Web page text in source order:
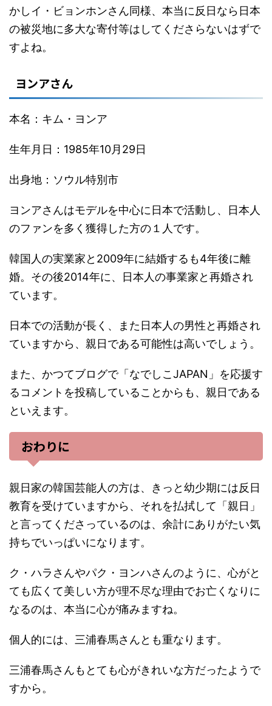
かしイ・ビョンホンさん同様、本当に反日なら日本
の被災地に多大な寄付等はしてくださらないはずで
すよね。
ヨンアさん
本名：キム・ヨンア
生年月日：1985年10月29日
出身地：ソウル特別市
ヨンアさんはモデルを中心に日本で活動し、日本人
のファンを多く獲得した方の１人です。
韓国人の実業家と2009年に結婚するも4年後に離
婚。その後2014年に、日本人の事業家と再婚され
ています。
日本での活動が長く、また日本人の男性と再婚され
ていますから、親日である可能性は高いでしょう。
また、かつてブログで「なでしこJAPAN」を応援す
るコメントを投稿していることからも、親日である
といえます。
おわりに
親日家の韓国芸能人の方は、きっと幼少期には反日
教育を受けていますから、それを払拭して「親日」
と言ってくださっているのは、余計にありがたい気
持ちでいっぱいになります。
ク・ハラさんやパク・ヨンハさんのように、心がと
ても広くて美しい方が理不尽な理由でお亡くなりに
なるのは、本当に心が痛みますね。
個人的には、三浦春馬さんとも重なります。
三浦春馬さんもとても心がきれいな方だったようで
すから。